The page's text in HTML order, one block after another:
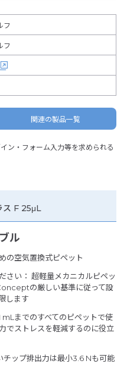
フ
フ
関連の製品一覧
ン・フォーム入力等を求められる
ス F 25μL
ル
の空気置換式ピペット
さい： 超軽量メカニカルピペッ
の厳しい基準に従って設
します
mLまでのすべてのピペットで使
でストレスを軽減するのに役立
ップ排出力は最小3.6 Nも可能